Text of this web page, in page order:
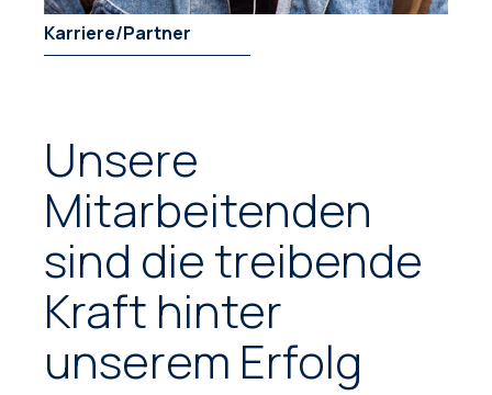
Karriere/Partner
Unsere
Mitarbeitenden
sind die treibende
Kraft hinter
unserem Erfolg